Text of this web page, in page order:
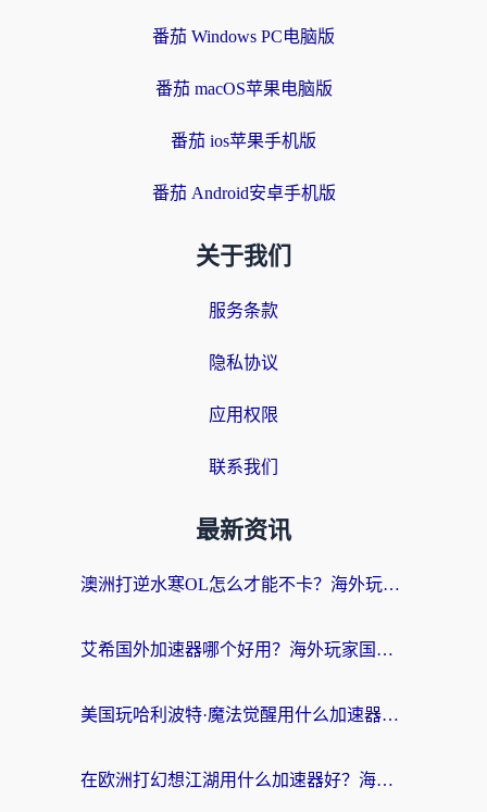
番茄 Windows PC电脑版
番茄 macOS苹果电脑版
番茄 ios苹果手机版
番茄 Android安卓手机版
关于我们
服务条款
隐私协议
应用权限
联系我们
最新资讯
澳洲打逆水寒OL怎么才能不卡？海外玩家国服游戏加速终极指南（附梦幻模拟战地铁跑酷解决办法）
艾希国外加速器哪个好用？海外玩家国服游戏畅玩终极指南（附欧洲玩鸣潮街头篮球实测）
美国玩哈利波特·魔法觉醒用什么加速器？告别延迟的终极指南（含免费QQ炫舞方案+印尼妄想山海秘籍）
在欧洲打幻想江湖用什么加速器好？海外玩家国服游戏畅玩指南